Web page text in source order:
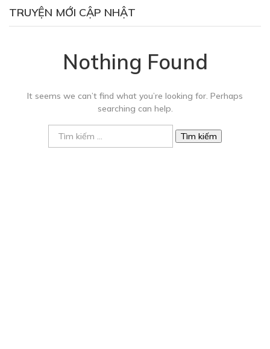
TRUYỆN MỚI CẬP NHẬT
Nothing Found
It seems we can’t find what you’re looking for. Perhaps
searching can help.